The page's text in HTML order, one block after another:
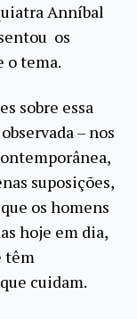
Anníbal
os
o tema.
sobre essa
– nos
suposições,
os homens
hoje em dia,
têm
cuidam.